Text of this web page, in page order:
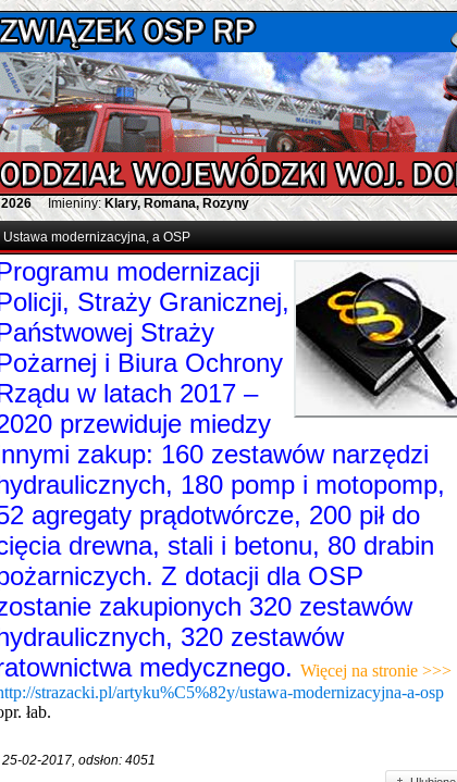
Imieniny: Klary, Romana, Rozyny
Ustawa modernizacyjna, a OSP
modernizacji
Straży Granicznej,
Straży
i Biura Ochrony
w latach 2017 –
przewiduje miedzy
zakup: 160 zestawów narzędzi
180 pomp i motopomp,
agregaty prądotwórcze, 200 pił do
drewna, stali i betonu, 80 drabin
Z dotacji dla OSP
zakupionych 320 zestawów
320 zestawów
medycznego. Więcej na stronie >>>
strazacki.pl/artyku%C5%82y/ustawa-modernizacyjna-a-osp
łab.
25-02-2017, odsłon: 4051